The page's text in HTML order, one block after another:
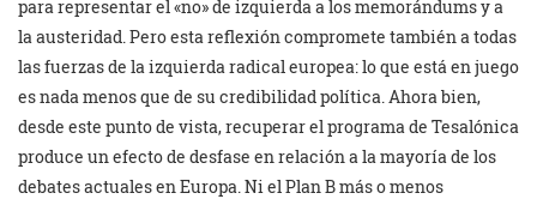
para representar el «no» de izquierda a los memorándums y a
la austeridad. Pero esta reflexión compromete también a todas
las fuerzas de la izquierda radical europea: lo que está en juego
es nada menos que de su credibilidad política. Ahora bien,
desde este punto de vista, recuperar el programa de Tesalónica
produce un efecto de desfase en relación a la mayoría de los
debates actuales en Europa. Ni el Plan B más o menos